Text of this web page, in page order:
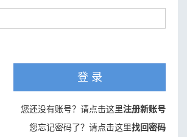
登 录
您还没有账号？请点击这里注册新账号
您忘记密码了？请点击这里找回密码